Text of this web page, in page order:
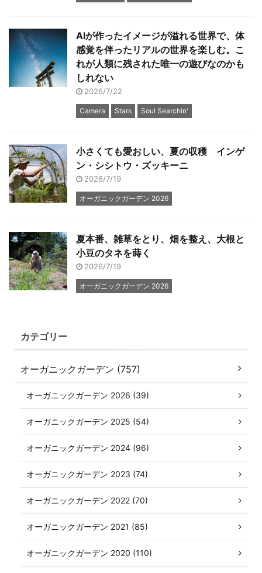
AIが作ったイメージが溢れる世界で、体
感覚を伴ったリアルの世界を楽しむ。こ
れが人類に残された唯一の遊びなのかも
しれない
2026/7/22
Camera Stars Soul Searchin'
小さくても愛おしい、夏の収穫 インゲ
ン・シシトウ・ズッキーニ
2026/7/19
オーガニックガーデン 2026
夏本番、雑草をとり、畑を整え、大根と
小豆のタネを蒔く
2026/7/19
オーガニックガーデン 2026
カテゴリー
オーガニックガーデン (757)
オーガニックガーデン 2026 (39)
オーガニックガーデン 2025 (54)
オーガニックガーデン 2024 (96)
オーガニックガーデン 2023 (74)
オーガニックガーデン 2022 (70)
オーガニックガーデン 2021 (85)
オーガニックガーデン 2020 (110)